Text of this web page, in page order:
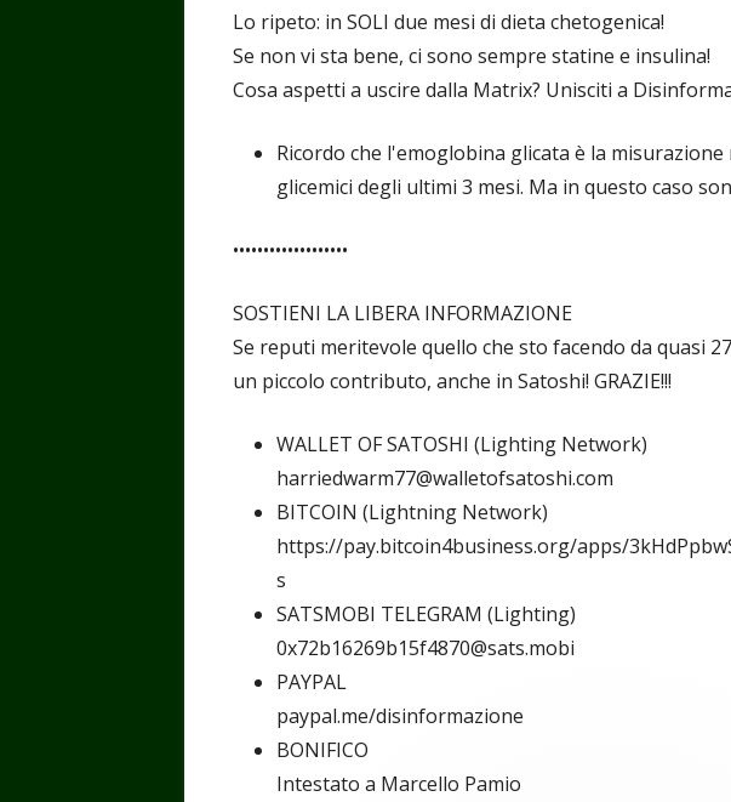
Lo ripeto: in SOLI due mesi di dieta chetogenica!
Se non vi sta bene, ci sono sempre statine e insulina!
Cosa aspetti a uscire dalla Matrix? Unisciti a
Ricordo che l'emoglobina glicata è la misurazione
glicemici degli ultimi 3 mesi. Ma in questo caso
•••••••••••••••••••
SOSTIENI LA LIBERA INFORMAZIONE
Se reputi meritevole quello che sto facendo da quasi
un piccolo contributo, anche in Satoshi! GRAZIE!!!
WALLET OF SATOSHI (Lighting Network)
harriedwarm77@walletofsatoshi.com
BITCOIN (Lightning Network)
https://pay.bitcoin4business.org/apps/
s
SATSMOBI TELEGRAM (Lighting)
0x72b16269b15f4870@sats.mobi
PAYPAL
paypal.me/disinformazione
BONIFICO
Intestato a Marcello Pamio